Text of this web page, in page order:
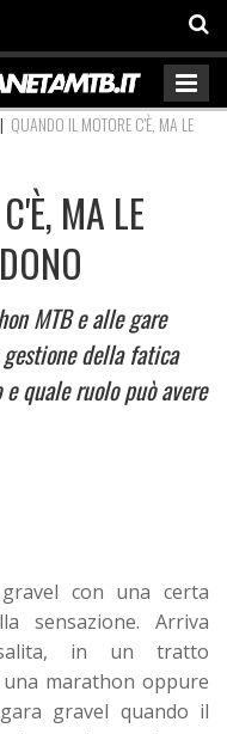
| QUANDO IL MOTORE C'È, MA LE
MA LE
MTB e alle gare
della fatica
quale ruolo può avere
con una certa
sensazione. Arriva
in un tratto
marathon oppure
gravel quando il